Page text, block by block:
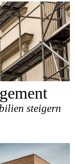
steigern